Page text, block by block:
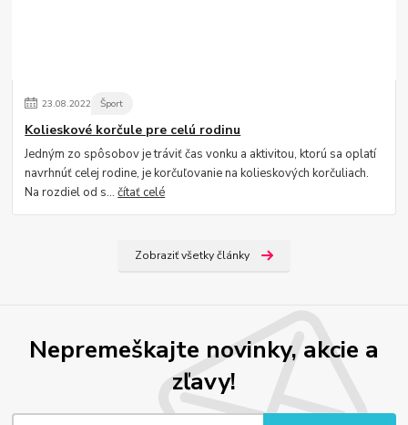
23.08.2022 Šport
Kolieskové korčule pre celú rodinu
Jedným zo spôsobov je tráviť čas vonku a aktivitou, ktorú sa oplatí
navrhnúť celej rodine, je korčuľovanie na kolieskových korčuliach.
Na rozdiel od s...čítať celé
Zobraziť všetky články
Nepremeškajte novinky, akcie a
zľavy!